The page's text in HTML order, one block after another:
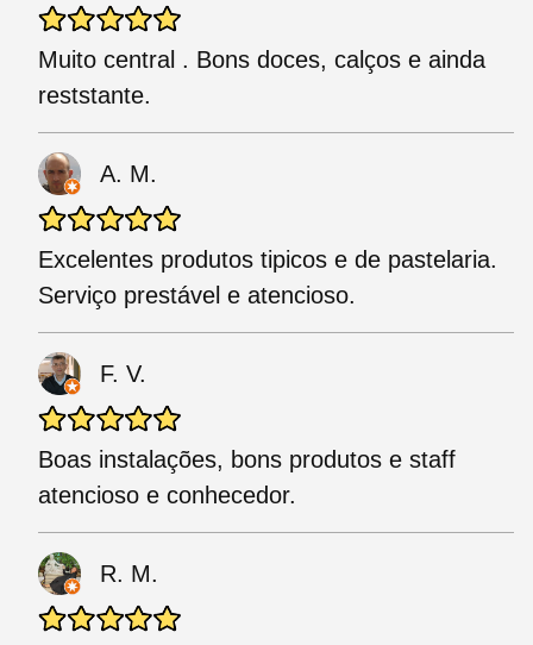
Muito central . Bons doces, calços e ainda
reststante.
A. M.
Excelentes produtos tipicos e de pastelaria.
Serviço prestável e atencioso.
F. V.
Boas instalações, bons produtos e staff
atencioso e conhecedor.
R. M.